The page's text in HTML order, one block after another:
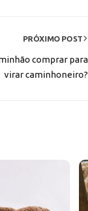
PRÓXIMO POST
comprar para
virar caminhoneiro?